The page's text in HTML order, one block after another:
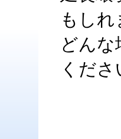
もしれ
どん
くださ